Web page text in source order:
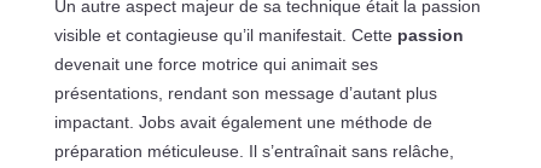
Un autre aspect majeur de sa technique était la passion
visible et contagieuse qu’il manifestait. Cette passion
devenait une force motrice qui animait ses
présentations, rendant son message d’autant plus
impactant. Jobs avait également une méthode de
préparation méticuleuse. Il s’entraînait sans relâche,